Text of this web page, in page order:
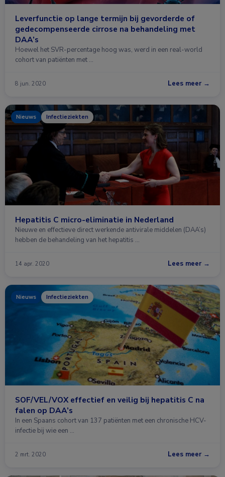
Leverfunctie op lange termijn bij gevorderde of
gedecompenseerde cirrose na behandeling met
DAA’s
Hoewel het SVR-percentage hoog was, werd in een real-world
cohort van patiënten met …
8 jun. 2020 Lees meer →
Nieuws Infectieziekten
Hepatitis C micro-eliminatie in Nederland
Nieuwe en effectieve direct werkende antivirale middelen (DAA’s)
hebben de behandeling van het hepatitis …
14 apr. 2020 Lees meer →
Nieuws Infectieziekten
SOF/VEL/VOX effectief en veilig bij hepatitis C na
falen op DAA’s
In een Spaans cohort van 137 patiënten met een chronische HCV-
infectie bij wie een …
2 mrt. 2020 Lees meer →